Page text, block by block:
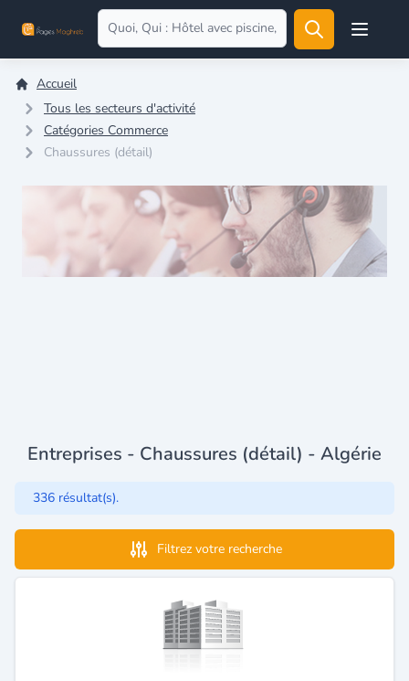
Open
Accueil
Tous les secteurs d'activité
Catégories Commerce
Chaussures (détail)
Entreprises - Chaussures (détail) - Algérie
336 résultat(s).
Filtrez votre recherche